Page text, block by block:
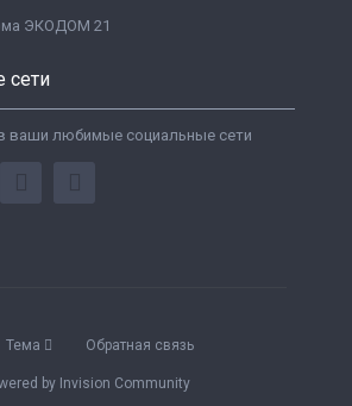
ЭКОДОМ 21
сети
ваши любимые социальные сети
Тема Обратная связь
by Invision Community